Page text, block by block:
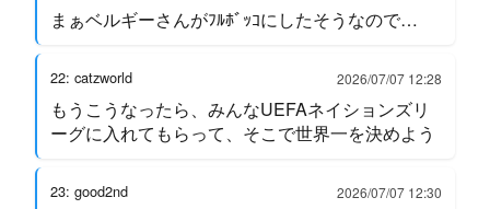
まぁベルギーさんがﾌﾙﾎﾞｯｺにしたそうなので…
22: catzworld 2026/07/07 12:28
もうこうなったら、みんなUEFAネイションズリ
ーグに入れてもらって、そこで世界一を決めよう
23: good2nd 2026/07/07 12:30